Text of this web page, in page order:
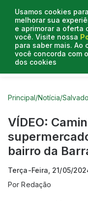
Usamos cookies
melhorar sua
e aprimorar a oferta
você. Visite nossa
para saber mais. Ao
você concorda com
dos cookies
Curtas do Poder
Principal/Notícia/
VÍDEO:
bairro da
Terça-Feira, 21/05/
PorRedação